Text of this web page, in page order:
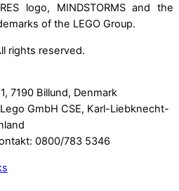
logo, MINDSTORMS and the
of the LEGO Group.
rights reserved.
7190 Billund, Denmark
GmbH CSE, Karl-Liebknecht-
0800/783 5346